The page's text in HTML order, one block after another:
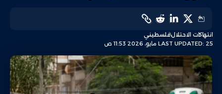
LAST UPDATED: 25 مايو، 2026 11:53 ص
انتهاكات الاحتلالفلسطيني